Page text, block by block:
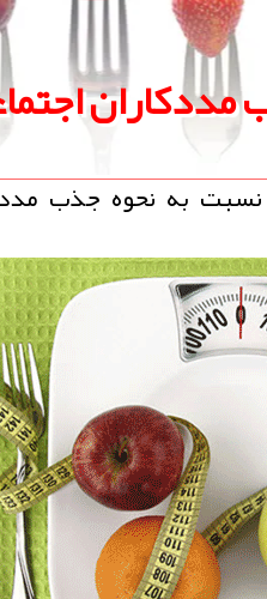
مددكاران
به نحوه جذب